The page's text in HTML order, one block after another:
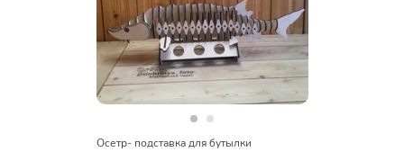
Осетр- подставка для бутылки